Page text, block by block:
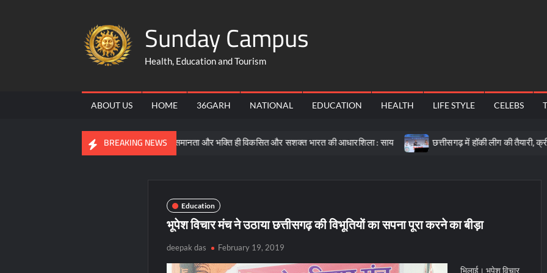
Sunday Campus
Health, Education and Tourism
ABOUT US HOME 36GARH NATIONAL EDUCATION HEALTH LIFE STYLE CELEBS
BREAKING NEWS
समरसता, समानता और भक्ति ही विकसित और सशक्त भारत की आधारशिला : साय छत्तीसगढ़ में हॉकी लीग की तैयारी, क्रीड़ा
Education
भूपेश विचार मंच ने उठाया छत्तीसगढ़ की विभूतियों का सपना पूरा करने का बीड़ा
deepak das February 19, 2019
भिलाई। भूपेश विचार